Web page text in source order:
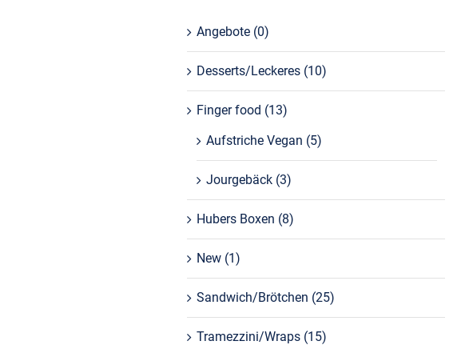
Angebote (0)
Desserts/Leckeres (10)
Finger food (13)
Aufstriche Vegan (5)
Jourgebäck (3)
Hubers Boxen (8)
New (1)
Sandwich/Brötchen (25)
Tramezzini/Wraps (15)